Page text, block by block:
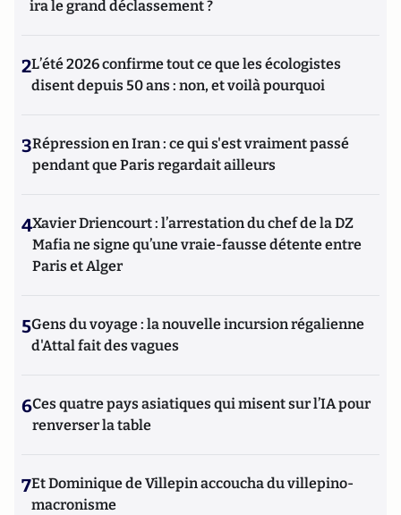
ira le grand déclassement ?
2L’été 2026 confirme tout ce que les écologistes
disent depuis 50 ans : non, et voilà pourquoi
3Répression en Iran : ce qui s'est vraiment passé
pendant que Paris regardait ailleurs
4Xavier Driencourt : l’arrestation du chef de la DZ
Mafia ne signe qu’une vraie-fausse détente entre
Paris et Alger
5Gens du voyage : la nouvelle incursion régalienne
d'Attal fait des vagues
6Ces quatre pays asiatiques qui misent sur l’IA pour
renverser la table
7Et Dominique de Villepin accoucha du villepino-
macronisme